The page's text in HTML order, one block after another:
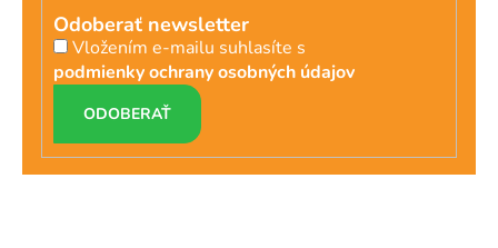
Odoberať newsletter
Vložením e-mailu suhlasíte s
podmienky ochrany osobných údajov
PRIHLÁSIŤ
SA